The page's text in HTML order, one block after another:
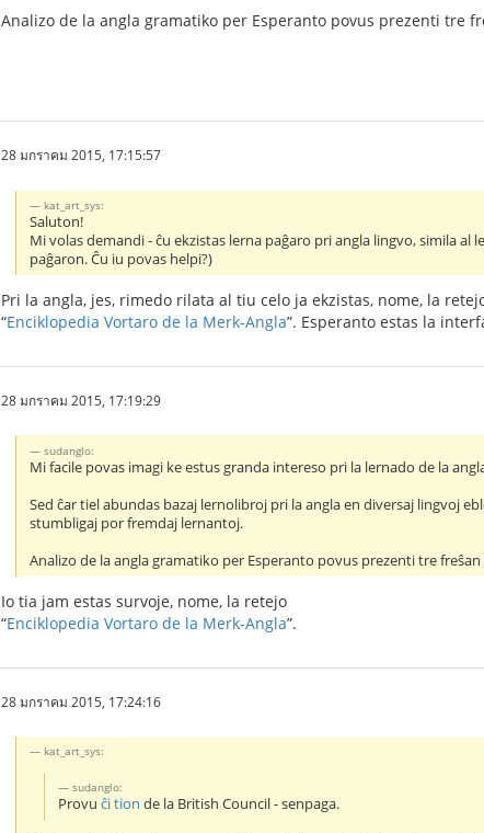
Analizo de la angla gramatiko per Esperanto povus prezenti tre
28 มกราคม 2015, 17:15:57
kat_art_sys:
Saluton!
Mi volas demandi - ĉu ekzistas lerna paĝaro pri angla lingvo, simila
paĝaron. Ĉu iu povas helpi?)
Pri la angla, jes, rimedo rilata al tiu celo ja ekzistas, nome, la
“Enciklopedia Vortaro de la Merk-Angla”. Esperanto estas la
28 มกราคม 2015, 17:19:29
sudanglo:
Mi facile povas imagi ke estus granda intereso pri la lernado de la
Sed ĉar tiel abundas bazaj lernolibroj pri la angla en diversaj lingvoj
stumbligaj por fremdaj lernantoj.
Analizo de la angla gramatiko per Esperanto povus prezenti tre
Io tia jam estas survoje, nome, la retejo
“Enciklopedia Vortaro de la Merk-Angla”.
28 มกราคม 2015, 17:24:16
kat_art_sys:
sudanglo:
Provuĉi tion de la British Council - senpaga.